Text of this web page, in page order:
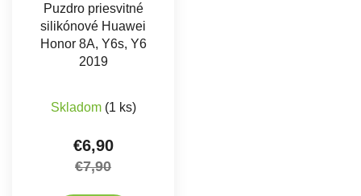
Puzdro priesvitné
silikónové Huawei
Honor 8A, Y6s, Y6
2019
Skladom (1 ks)
€6,90
€7,90